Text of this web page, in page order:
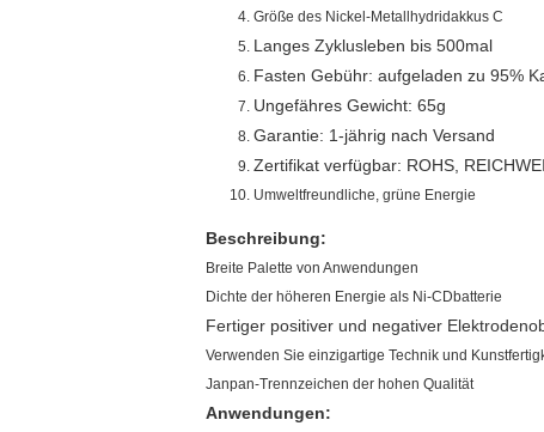
Größe des Nickel-Metallhydridakkus C
Langes Zyklusleben bis 500mal
Fasten Gebühr: aufgeladen zu 95%
Ungefähres Gewicht: 65g
Garantie: 1-jährig nach Versand
Zertifikat verfügbar: ROHS,
Umweltfreundliche, grüne Energie
Beschreibung:
Breite Palette von Anwendungen
Dichte der höheren Energie als Ni-CDbatterie
Fertiger positiver und negativer
Verwenden Sie einzigartige Technik und
Janpan-Trennzeichen der hohen Qualität
Anwendungen: